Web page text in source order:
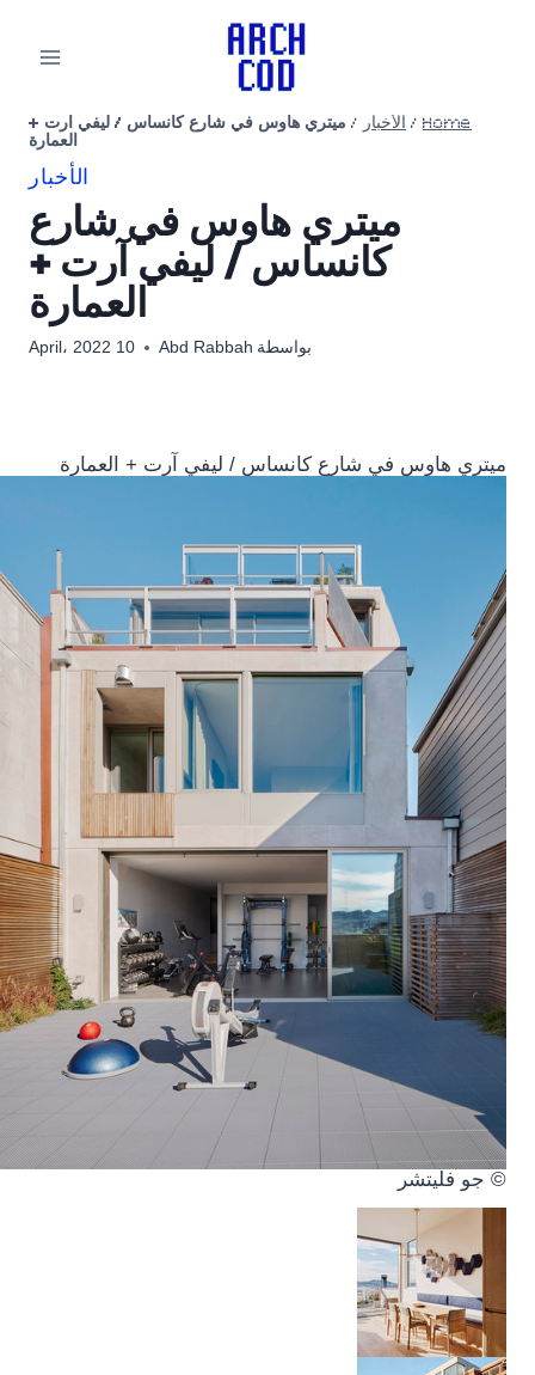
Home
/ الأخبار / ميتري هاوس في شارع كانساس / ليفي آرت +
العمارة
الأخبار
ميتري هاوس في شارع
كانساس / ليفي آرت +
العمارة
بواسطة Abd Rabbah 10 April، 2022
ميتري هاوس في شارع كانساس / ليفي آرت + العمارة
© جو فليتشر